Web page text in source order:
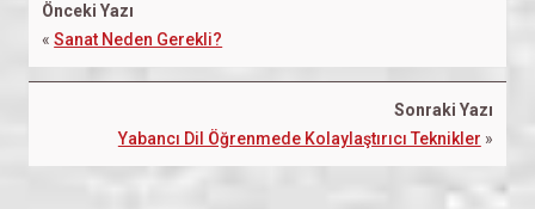
Önceki Yazı
«Sanat Neden Gerekli?
Sonraki Yazı
Yabancı Dil Öğrenmede Kolaylaştırıcı Teknikler »